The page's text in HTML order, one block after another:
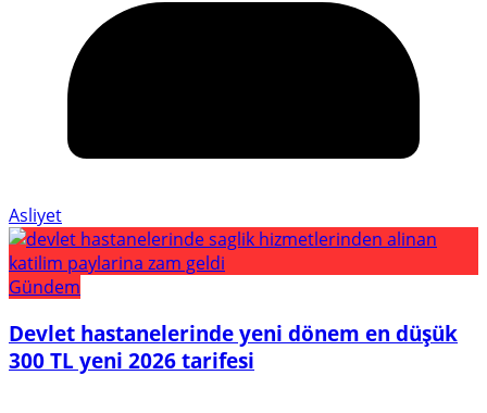
Asliyet
Gündem
Devlet hastanelerinde yeni dönem en düşük
300 TL yeni 2026 tarifesi